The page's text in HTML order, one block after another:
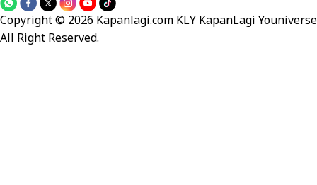
Copyright © 2026 Kapanlagi.com KLY KapanLagi Youniverse
All Right Reserved.